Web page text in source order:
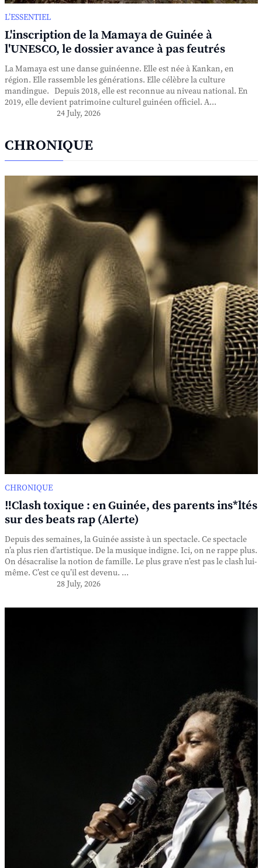
L’ESSENTIEL
L'inscription de la Mamaya de Guinée à
l'UNESCO, le dossier avance à pas feutrés
La Mamaya est une danse guinéenne. Elle est née à Kankan, en
région. Elle rassemble les générations. Elle célèbre la culture
mandingue. Depuis 2018, elle est reconnue au niveau national. En
2019, elle devient patrimoine culturel guinéen officiel. A...
24 July, 2026
CHRONIQUE
CHRONIQUE
‼️Clash toxique : en Guinée, des parents ins*ltés
sur des beats rap (Alerte)
Depuis des semaines, la Guinée assiste à un spectacle. Ce spectacle
n’a plus rien d’artistique. De la musique indigne. Ici, on ne rappe plus.
On désacralise la notion de famille. Le plus grave n’est pas le clash lui-
même. C’est ce qu’il est devenu. ...
28 July, 2026